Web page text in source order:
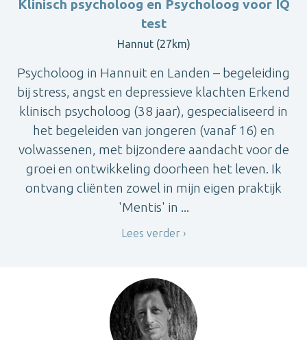
Klinisch psycholoog en Psycholoog voor IQ
test
Hannut (27km)
Psycholoog in Hannuit en Landen – begeleiding
bij stress, angst en depressieve klachten Erkend
klinisch psycholoog (38 jaar), gespecialiseerd in
het begeleiden van jongeren (vanaf 16) en
volwassenen, met bijzondere aandacht voor de
groei en ontwikkeling doorheen het leven. Ik
ontvang cliënten zowel in mijn eigen praktijk
'Mentis' in ...
Lees verder